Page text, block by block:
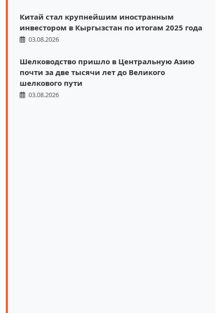
Китай стал крупнейшим иностранным
инвестором в Кыргызстан по итогам 2025 года
03.08.2026
Шелководство пришло в Центральную Азию
почти за две тысячи лет до Великого
шелкового пути
03.08.2026